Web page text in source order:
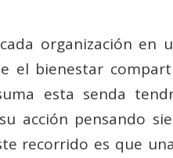
organización en
el bienestar
esta senda
acción pensando
recorrido es que